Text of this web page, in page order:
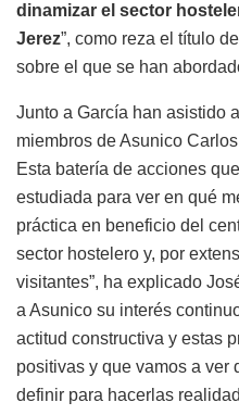
dinamizar el sector
Jerez”, como reza el título
sobre el que se han
Junto a García han asistido
miembros de Asunico
Esta batería de acciones
estudiada para ver en qué
práctica en beneficio del
sector hostelero y, por
visitantes”, ha explicado
a Asunico su interés
actitud constructiva y estas
positivas y que vamos a ver
definir para hacerlas